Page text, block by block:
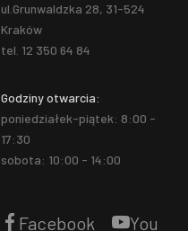
ul.Grunwaldzka 28, 31-524
Kraków
tel. 12 350 64 84
Godziny otwarcia:
poniedziałek-piątek: 8:00 -
17:30
sobota: 10:00 - 14:00
Facebook You